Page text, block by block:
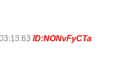
ID:NONvFyCTa